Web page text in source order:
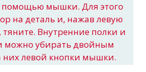
помощью мышки. Для этого
на деталь и, нажав левую
Внутренние полки и
можно убирать двойным
них левой кнопки мышки.